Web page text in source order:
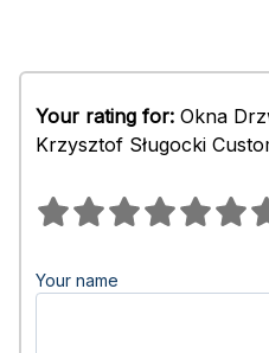
Your rating for: Okna
Krzysztof Sługocki
Your name